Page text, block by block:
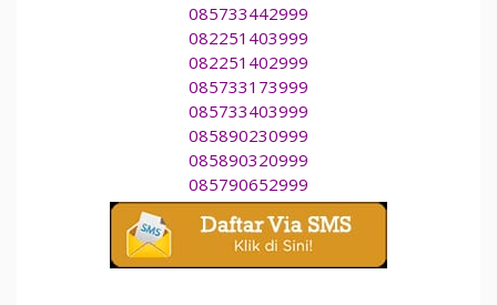
085733442999
082251403999
082251402999
085733173999
085733403999
085890230999
085890320999
085790652999